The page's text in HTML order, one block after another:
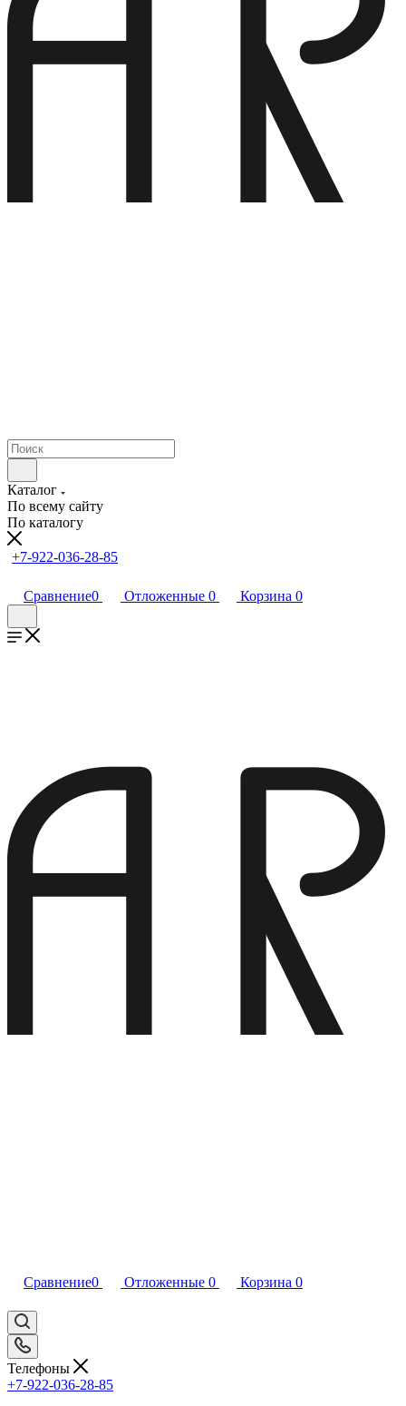
Каталог
По всему сайту
По каталогу
+7-922-036-28-85
Сравнение0 Отложенные 0 Корзина 0
Сравнение0 Отложенные 0 Корзина 0
Телефоны
+7-922-036-28-85